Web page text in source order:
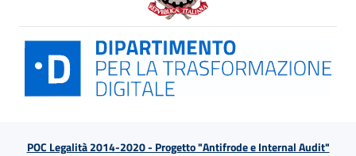
POC Legalità 2014-2020 - Progetto "Antifrode e Internal Audit"